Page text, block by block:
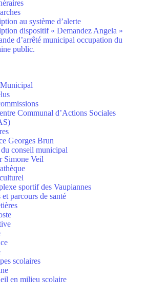
au système d’alerte
dispositif « Demandez Angela »
d’arrêté municipal occupation du
public.
Communal d’Actions Sociales
Georges Brun
du conseil municipal
Simone Veil
sportif des Vaupiannes
et parcours de santé
scolaires
en milieu scolaire